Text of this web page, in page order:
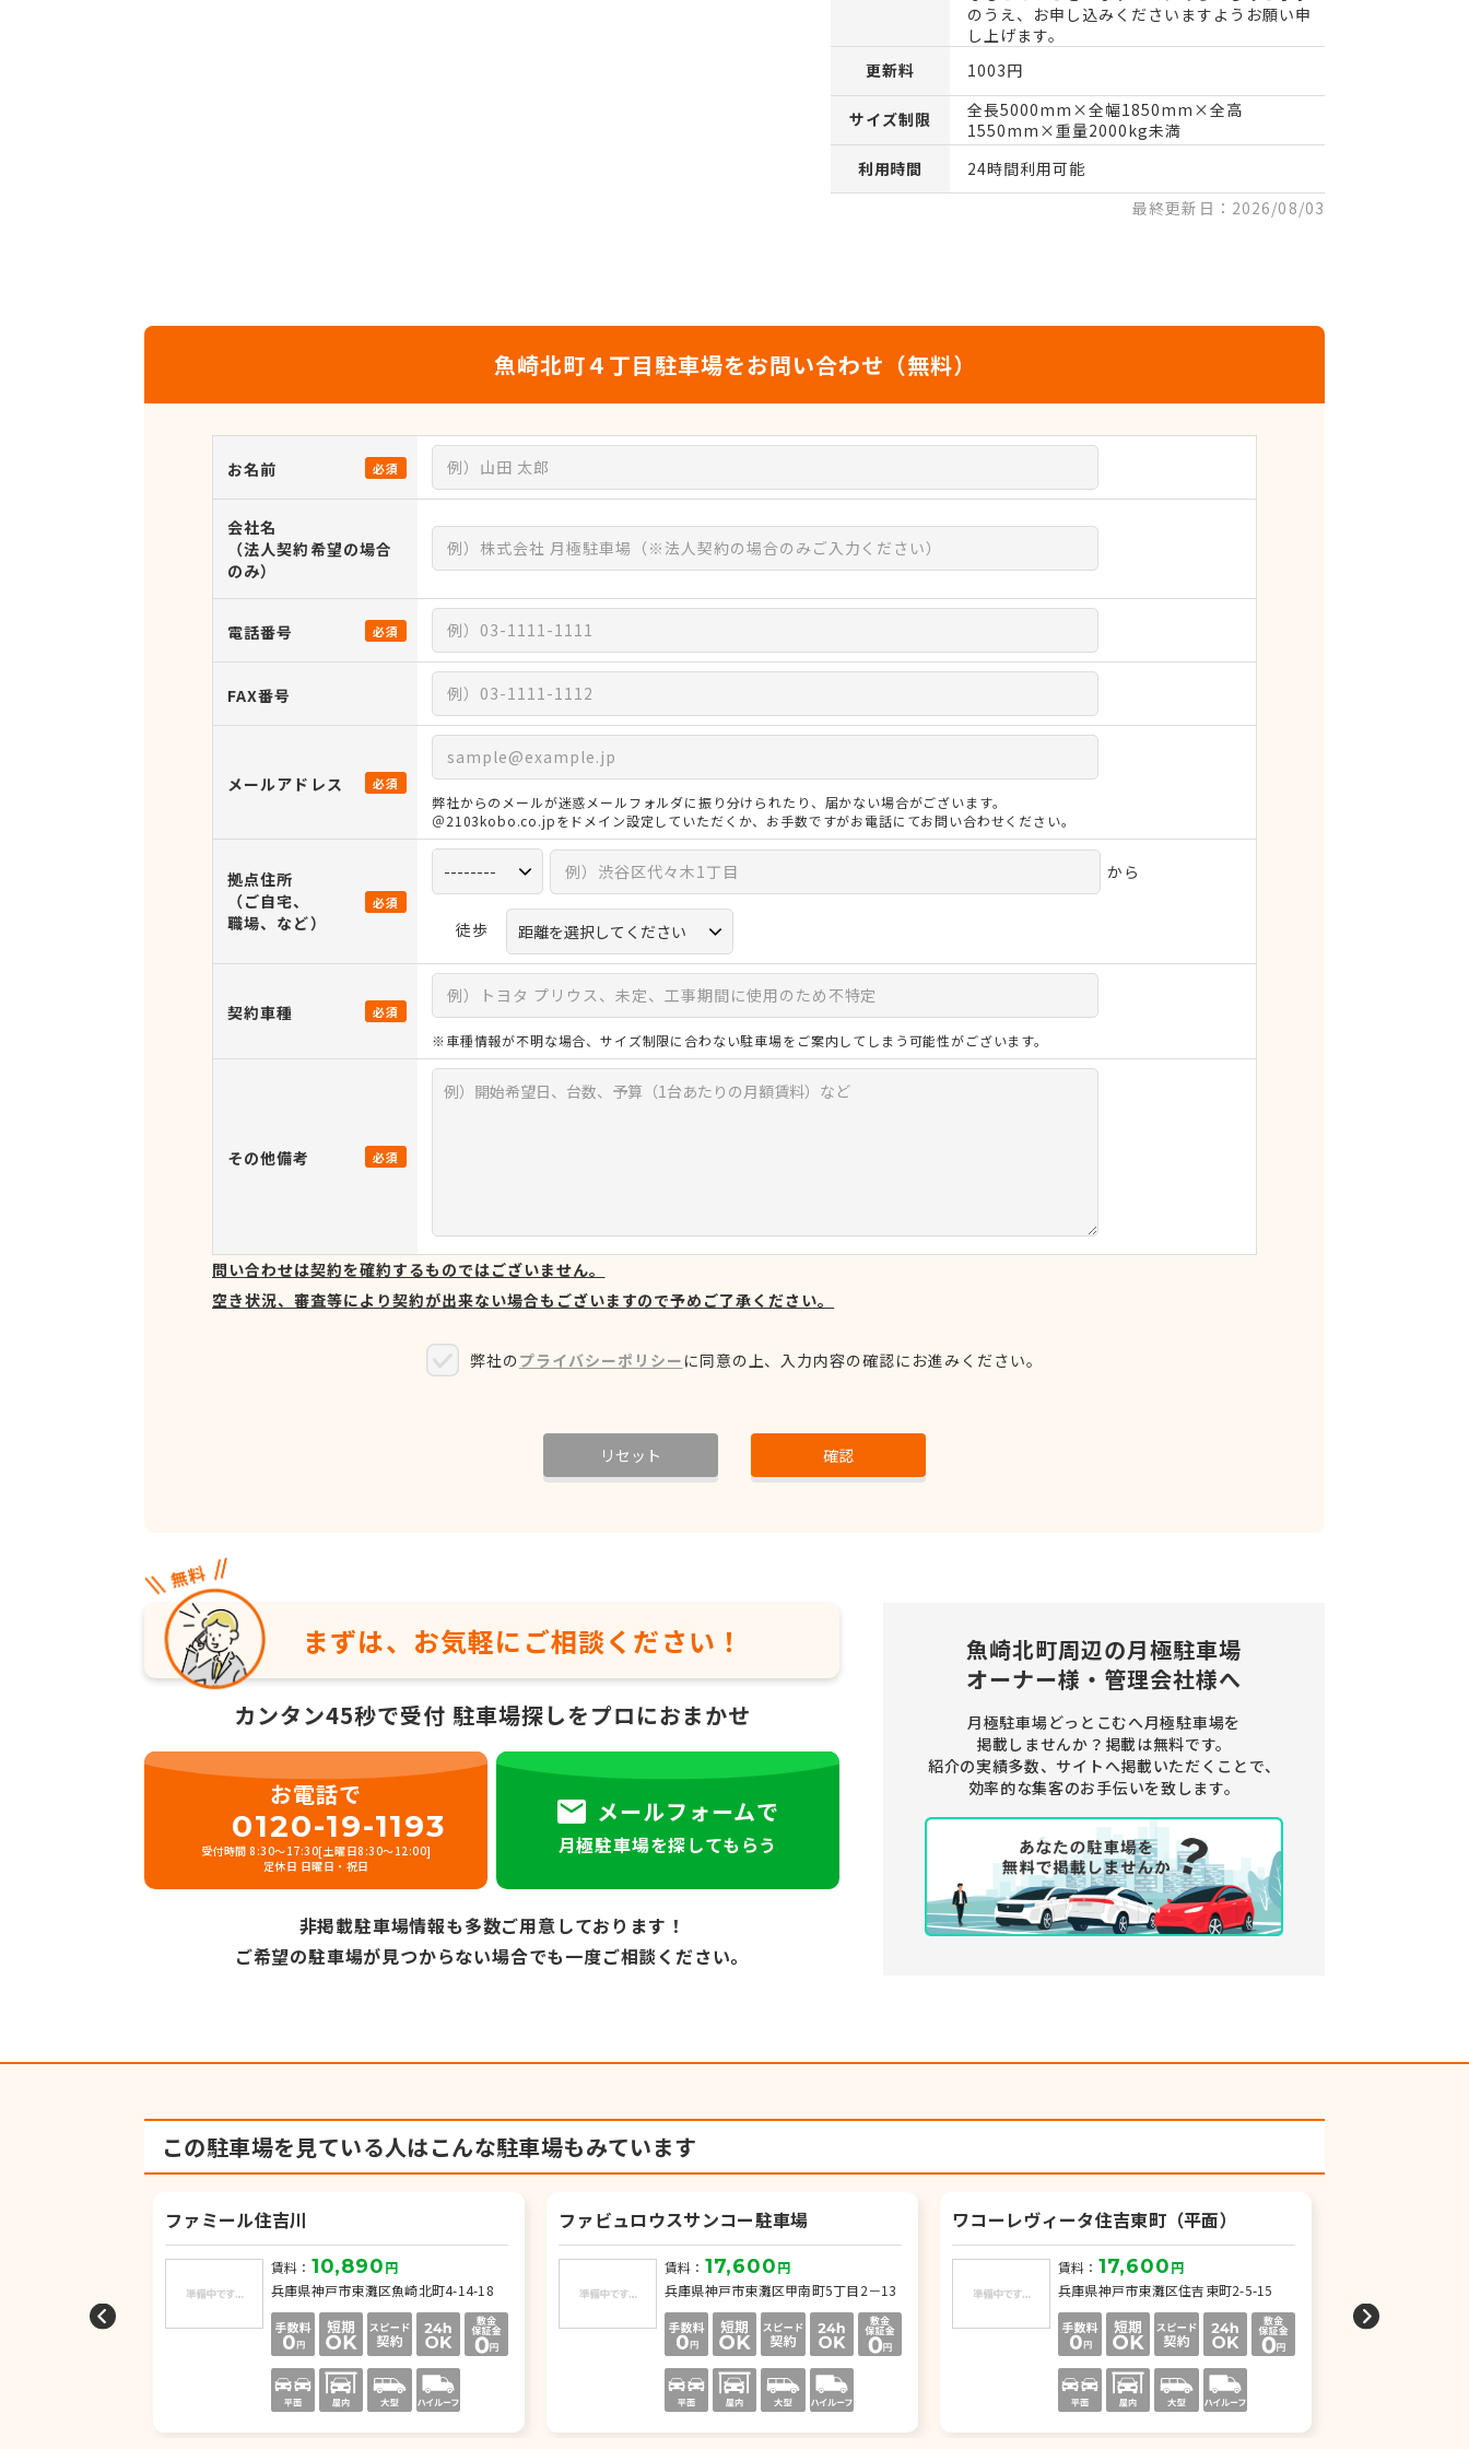
のうえ、お申し込みくださいますようお願い申
し上げます。
更新料
1003円
サイズ制限
全長5000mm×全幅1850mm×全高
1550mm×重量2000kg未満
利用時間
24時間利用可能
最終更新日：2026/08/03
魚崎北町４丁目駐車場をお問い合わせ（無料）
お名前 必須
会社名
（法人契約希望の場合
のみ）
電話番号 必須
FAX番号
メールアドレス 必須
弊社からのメールが迷惑メールフォルダに振り分けられたり、届かない場合がございます。
＠2103kobo.co.jpをドメイン設定していただくか、お手数ですがお電話にてお問い合わせください。
拠点住所
（ご自宅、
職場、など）
必須
から
徒歩
契約車種 必須
※車種情報が不明な場合、サイズ制限に合わない駐車場をご案内してしまう可能性がございます。
その他備考 必須
問い合わせは契約を確約するものではございません。
空き状況、審査等により契約が出来ない場合もございますので予めご了承ください。
弊社のプライバシーポリシー に同意の上、入力内容の確認にお進みください。
リセット 確認
まずは、お気軽に ご相談ください！
カンタン45秒で受付 駐車場探しをプロにおまかせ
お電話で
0120-19-1193
受付時間 8:30～17:30[土曜日8:30～12:00]
定休日 日曜日・祝日
メールフォームで
月極駐車場を探してもらう
非掲載駐車場情報も多数ご用意しております！
ご希望の駐車場が見つからない場合でも一度ご相談ください。
魚崎北町周辺の月極駐車場
オーナー様・管理会社様へ
月極駐車場どっとこむへ月極駐車場を
掲載しませんか？ 掲載は無料です。
紹介の実績多数、サイトへ掲載いただくことで、
効率的な集客のお手伝いを致します。
この駐車場を見ている人はこんな駐車場もみています
ファミール住吉川
賃料： 10,890円
兵庫県神戸市東灘区魚崎北町4-14-18
ファビュロウスサンコー駐車場
賃料： 17,600円
兵庫県神戸市東灘区甲南町5丁目2－13
ワコーレヴィータ住吉東町（平面）
賃料： 17,600円
兵庫県神戸市東灘区住吉東町2-5-15